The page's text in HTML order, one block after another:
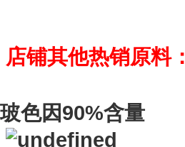
店铺其他热销原料：
玻色因90%含量